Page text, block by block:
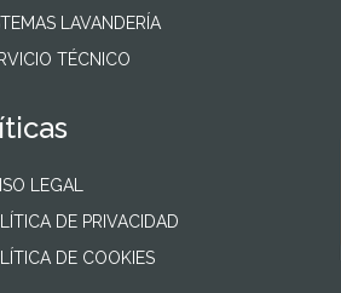
LAVANDERÍA
TÉCNICO
LEGAL
DE PRIVACIDAD
DE COOKIES